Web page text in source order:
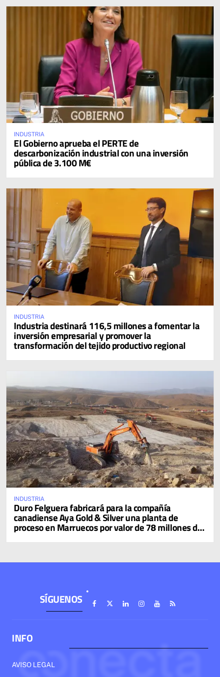
INDUSTRIA
El Gobierno aprueba el PERTE de
descarbonización industrial con una inversión
pública de 3.100 M€
INDUSTRIA
Industria destinará 116,5 millones a fomentar la
inversión empresarial y promover la
transformación del tejido productivo regional
INDUSTRIA
Duro Felguera fabricará para la compañía
canadiense Aya Gold & Silver una planta de
proceso en Marruecos por valor de 78 millones de
dólares
SÍGUENOS
INFO
AVISO LEGAL